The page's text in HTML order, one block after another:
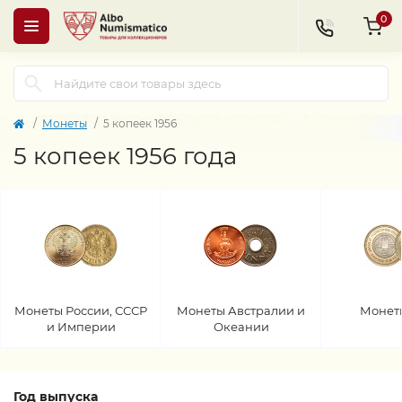
0
Монеты 5 копеек 1956
5 копеек 1956 года
Монеты России, СССР
и Империи
Монеты Австралии и
Океании
Год выпуска